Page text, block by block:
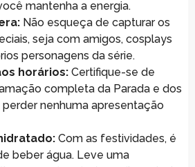
mantenha a energia.
Não esqueça de capturar os
seja com amigos, cosplays
personagens da série.
horários:Certifique-se de
completa da Parada e dos
perder nenhuma apresentação
Com as festividades, é
beber água. Leve uma